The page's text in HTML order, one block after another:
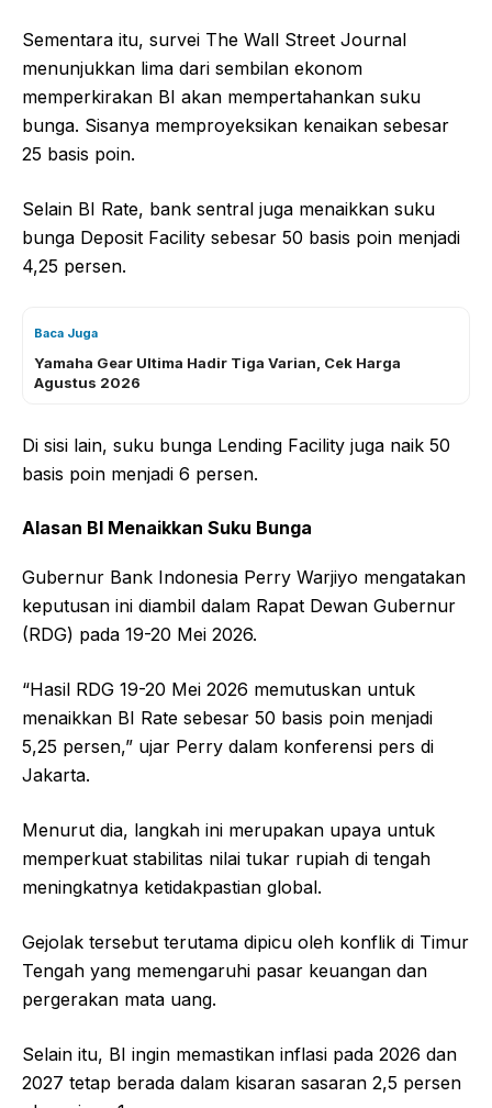
Sementara itu, survei The Wall Street Journal
menunjukkan lima dari sembilan ekonom
memperkirakan BI akan mempertahankan suku
bunga. Sisanya memproyeksikan kenaikan sebesar
25 basis poin.
Selain BI Rate, bank sentral juga menaikkan suku
bunga Deposit Facility sebesar 50 basis poin menjadi
4,25 persen.
Baca Juga
Yamaha Gear Ultima Hadir Tiga Varian, Cek Harga
Agustus 2026
Di sisi lain, suku bunga Lending Facility juga naik 50
basis poin menjadi 6 persen.
Alasan BI Menaikkan Suku Bunga
Gubernur Bank Indonesia Perry Warjiyo mengatakan
keputusan ini diambil dalam Rapat Dewan Gubernur
(RDG) pada 19-20 Mei 2026.
“Hasil RDG 19-20 Mei 2026 memutuskan untuk
menaikkan BI Rate sebesar 50 basis poin menjadi
5,25 persen,” ujar Perry dalam konferensi pers di
Jakarta.
Menurut dia, langkah ini merupakan upaya untuk
memperkuat stabilitas nilai tukar rupiah di tengah
meningkatnya ketidakpastian global.
Gejolak tersebut terutama dipicu oleh konflik di Timur
Tengah yang memengaruhi pasar keuangan dan
pergerakan mata uang.
Selain itu, BI ingin memastikan inflasi pada 2026 dan
2027 tetap berada dalam kisaran sasaran 2,5 persen